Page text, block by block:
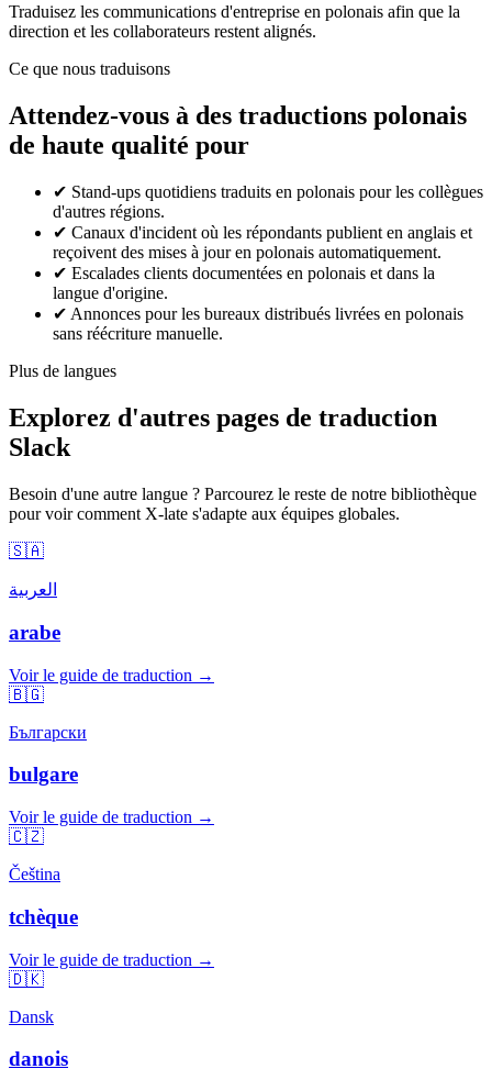
Traduisez les communications d'entreprise en polonais afin que la
direction et les collaborateurs restent alignés.
Ce que nous traduisons
Attendez-vous à des traductions polonais
de haute qualité pour
✔ Stand-ups quotidiens traduits en polonais pour les collègues
d'autres régions.
✔ Canaux d'incident où les répondants publient en anglais et
reçoivent des mises à jour en polonais automatiquement.
✔ Escalades clients documentées en polonais et dans la
langue d'origine.
✔ Annonces pour les bureaux distribués livrées en polonais
sans réécriture manuelle.
Plus de langues
Explorez d'autres pages de traduction
Slack
Besoin d'une autre langue ? Parcourez le reste de notre bibliothèque
pour voir comment X-late s'adapte aux équipes globales.
🇸🇦
العربية
arabe
Voir le guide de traduction →
🇧🇬
Български
bulgare
Voir le guide de traduction →
🇨🇿
Čeština
tchèque
Voir le guide de traduction →
🇩🇰
Dansk
danois